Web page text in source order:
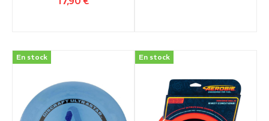
En stock En stock